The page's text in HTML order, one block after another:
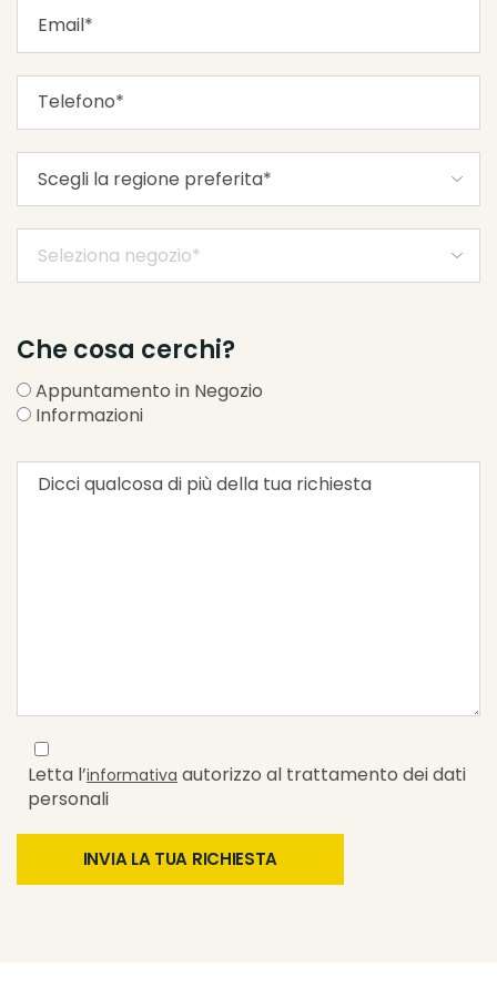
Che cosa cerchi?
Appuntamento in Negozio
Informazioni
Letta l’informativa autorizzo al trattamento dei dati
personali